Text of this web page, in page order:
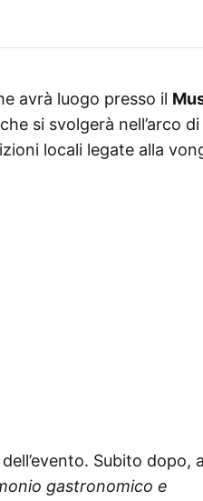
avrà luogo presso il
si svolgerà nell’arco
locali legate alla
Subito dopo,
gastronomico e